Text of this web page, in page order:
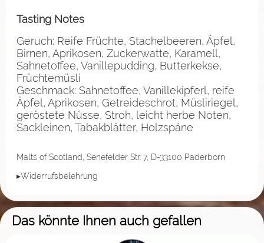
Tasting Notes
Geruch: Reife Früchte, Stachelbeeren, Äpfel,
Birnen, Aprikosen, Zuckerwatte, Karamell,
Sahnetoffee, Vanillepudding, Butterkekse,
Früchtemüsli
Geschmack: Sahnetoffee, Vanillekipferl, reife
Äpfel, Aprikosen, Getreideschrot, Müsliriegel,
geröstete Nüsse, Stroh, leicht herbe Noten,
Sackleinen, Tabakblätter, Holzspäne
Malts of Scotland, Senefelder Str. 7, D-33100 Paderborn
▸Widerrufsbelehrung
Das könnte Ihnen auch gefallen